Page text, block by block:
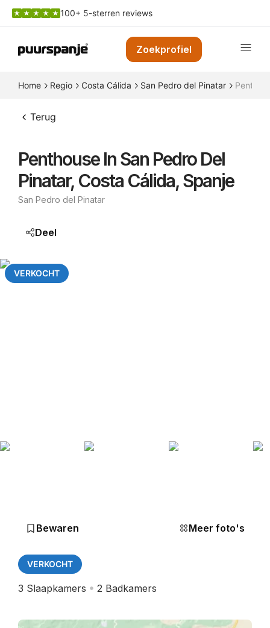
100+ 5-sterren reviews
Zoekprofiel
Home Regio Costa Cálida San Pedro del Pinatar
Terug
Penthouse In San Pedro Del
Pinatar, Costa Cálida, Spanje
San Pedro del Pinatar
Deel
VERKOCHT
Bewaren Meer foto's
VERKOCHT
3 Slaapkamers 2 Badkamers